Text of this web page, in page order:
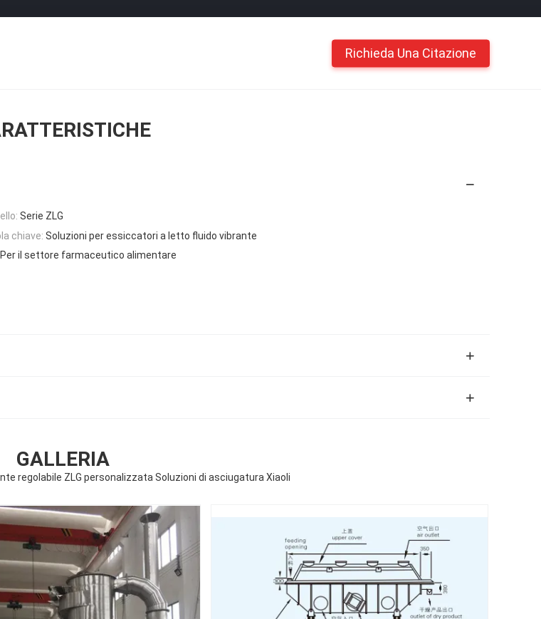
Richieda Una Citazione
Serie ZLG
chiave: Soluzioni per essiccatori a letto fluido vibrante
Per il settore farmaceutico alimentare
GALLERIA
regolabile ZLG personalizzata Soluzioni di asciugatura Xiaoli